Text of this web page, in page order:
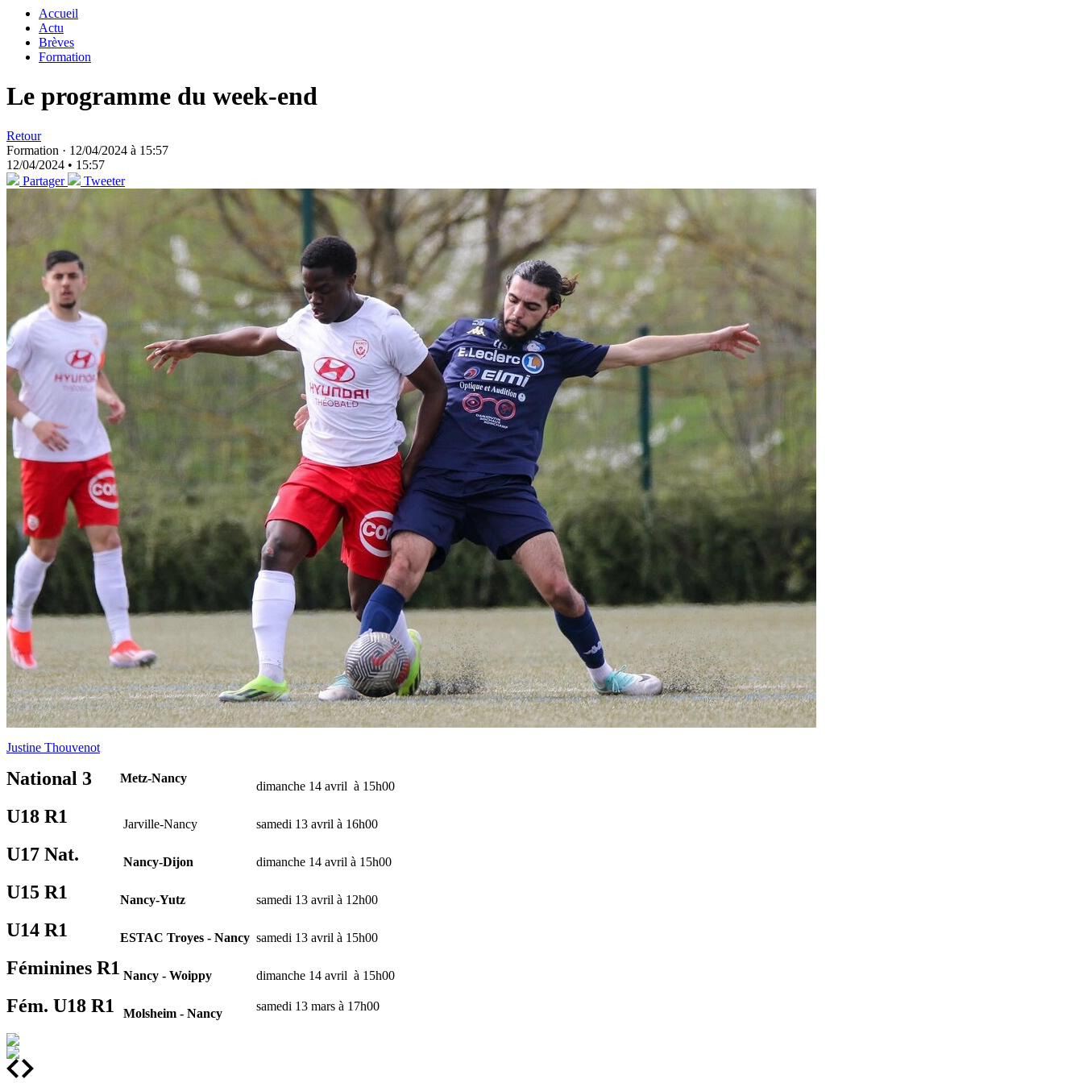
Accueil
Actu
Brèves
Formation
Le programme du week-end
Retour
Formation · 12/04/2024 à 15:57
12/04/2024 • 15:57
Partager
Tweeter
Justine Thouvenot
National 3 Metz-Nancy
dimanche 14 avril à 15h00
U18 R1 Jarville-Nancy samedi 13 avril à 16h00
U17 Nat. Nancy-Dijon dimanche 14 avril à 15h00
U15 R1 Nancy-Yutz samedi 13 avril à 12h00
U14 R1 ESTAC Troyes - Nancy samedi 13 avril à 15h00
Féminines R1 Nancy - Woippy dimanche 14 avril à 15h00
Fém. U18 R1 Molsheim - Nancy
samedi 13 mars à 17h00